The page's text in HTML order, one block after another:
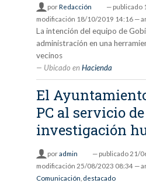
porRedacción — publicado
modificación 18/10/2019 14:16 —
La intención del equipo de
administración en una
vecinos
Ubicado en Hacienda
El
PC al servicio
investigación
poradmin — publicado 21/
modificación 25/08/2023 08:34 —
Comunicación destacado